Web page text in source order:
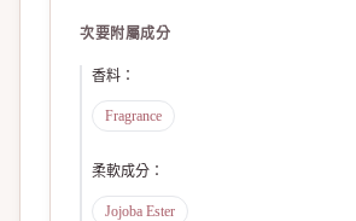
次要附屬成分
香料 ：
Fragrance
柔軟成分 ：
Jojoba Ester